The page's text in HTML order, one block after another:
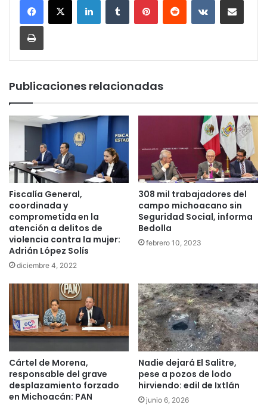
Imprimir
Publicaciones relacionadas
Fiscalía General,
coordinada y
comprometida en la
atención a delitos de
violencia contra la mujer:
Adrián López Solís
diciembre 4, 2022
308 mil trabajadores del
campo michoacano sin
Seguridad Social, informa
Bedolla
febrero 10, 2023
Cártel de Morena,
responsable del grave
desplazamiento forzado
en Michoacán: PAN
Nadie dejará El Salitre,
pese a pozos de lodo
hirviendo: edil de Ixtlán
junio 6, 2026